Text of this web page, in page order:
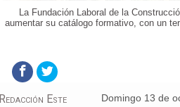
La Fundación Laboral de la
aumentar su catálogo formativo, con un
domingo 13 de
Redacción Este